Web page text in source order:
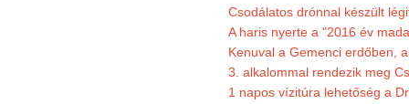
Csodálatos drónnal készült
A haris nyerte a "2016 év
Kenuval a Gemenci erdőben,
3. alkalommal rendezik meg
1 napos vízitúra lehetőség a